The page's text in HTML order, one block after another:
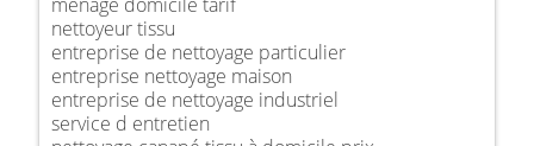
nettoyeur tissu
entreprise de nettoyage particulier
entreprise nettoyage maison
entreprise de nettoyage industriel
service d entretien